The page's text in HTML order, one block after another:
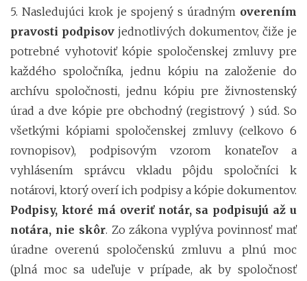
5. Nasledujúci krok je spojený s úradným overením
pravosti podpisov jednotlivých dokumentov, čiže je
potrebné vyhotoviť kópie spoločenskej zmluvy pre
každého spoločníka, jednu kópiu na založenie do
archívu spoločnosti, jednu kópiu pre živnostenský
úrad a dve kópie pre obchodný (registrový ) súd. So
všetkými kópiami spoločenskej zmluvy (celkovo 6
rovnopisov), podpisovým vzorom konateľov a
vyhlásením správcu vkladu pôjdu spoločníci k
notárovi, ktorý overí ich podpisy a kópie dokumentov.
Podpisy, ktoré má overiť notár, sa podpisujú až u
notára, nie skôr. Zo zákona vyplýva povinnosť mať
úradne overenú spoločenskú zmluvu a plnú moc
(plná moc sa udeľuje v prípade, ak by spoločnosť